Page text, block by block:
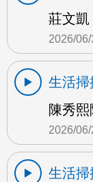
莊文凱
2026/
生活掃
陳秀
2026/06/
生活掃